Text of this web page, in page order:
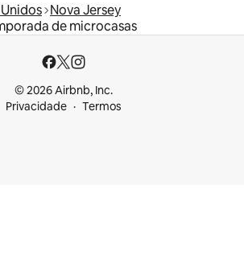
Nova Jersey
de microcasas
© 2026 Airbnb, Inc.
Privacidade
Termos